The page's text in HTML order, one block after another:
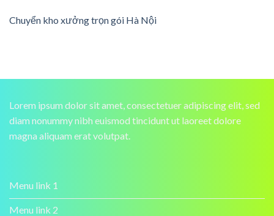
Chuyển kho xưởng trọn gói Hà Nội
Lorem ipsum dolor sit amet, consectetuer adipiscing elit, sed
diam nonummy nibh euismod tincidunt ut laoreet dolore
magna aliquam erat volutpat.
Menu link 1
Menu link 2